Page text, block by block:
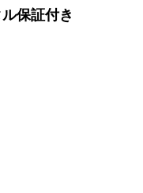
保証付き